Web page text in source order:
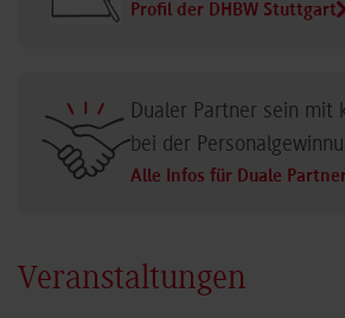
Profil der DHBW Stuttgart
Dualer Partner sein mit
bei der
Alle Infos für Duale
Veranstaltungen